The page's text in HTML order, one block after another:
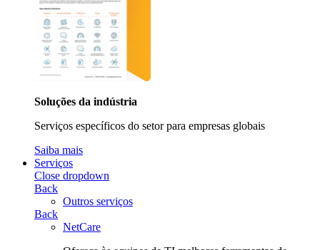
Soluções da indústria
Serviços específicos do setor para empresas globais
Saiba mais
Serviços
Close dropdown
Back
Outros serviços
Back
NetCare